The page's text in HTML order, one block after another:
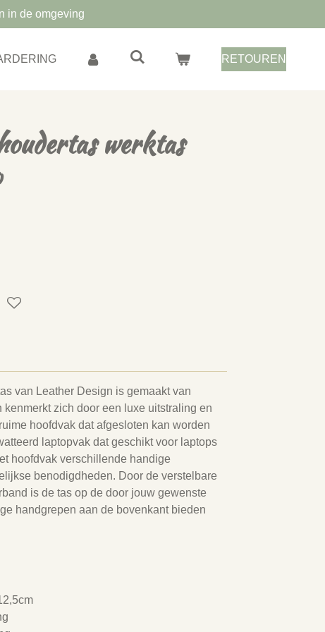
in de omgeving
RETOUREN
werktas
van Leather Design is gemaakt van
kenmerkt zich door een luxe uitstraling en
hoofdvak dat afgesloten kan worden
laptopvak dat geschikt voor laptops
hoofdvak verschillende handige
benodigdheden. Door de verstelbare
is de tas op de door jouw gewenste
handgrepen aan de bovenkant bieden